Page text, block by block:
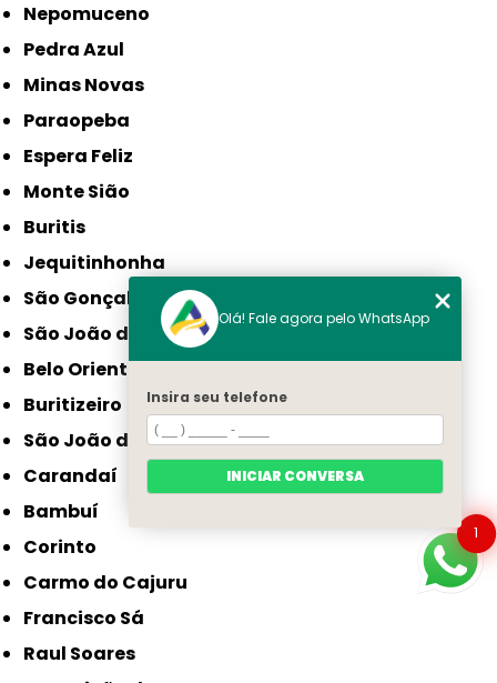
Nepomuceno
Pedra Azul
Minas Novas
Paraopeba
Espera Feliz
Monte Sião
Buritis
Jequitinhonha
São Gonçalo do Sapucaí
São João da Ponte
Belo Oriente
Buritizeiro
São João do Paraíso
Carandaí
Bambuí
Corinto
Carmo do Cajuru
Francisco Sá
Raul Soares
1
Olá! Fale agora pelo WhatsApp
Insira seu telefone
INICIAR CONVERSA